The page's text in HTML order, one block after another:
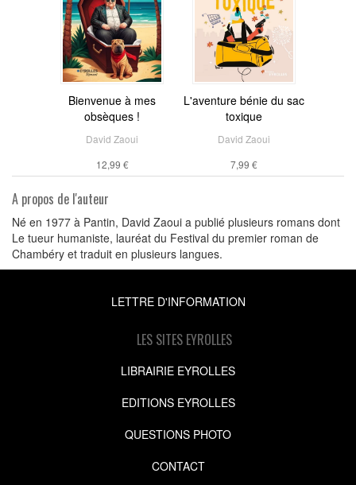
Bienvenue à mes
obsèques !
David Zaoui
12,99 €
L'aventure bénie du sac
toxique
David Zaoui
7,99 €
A propos de l'auteur
Né en 1977 à Pantin, David Zaoui a publié plusieurs romans dont
Le tueur humaniste, lauréat du Festival du premier roman de
Chambéry et traduit en plusieurs langues.
LETTRE D'INFORMATION
LES SITES EYROLLES
LIBRAIRIE EYROLLES
EDITIONS EYROLLES
QUESTIONS PHOTO
CONTACT